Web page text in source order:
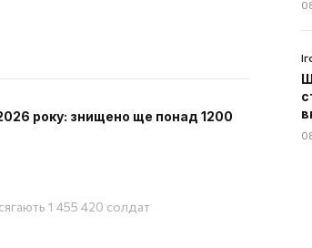
року: знищено ще понад 1200
1 455 420 солдат